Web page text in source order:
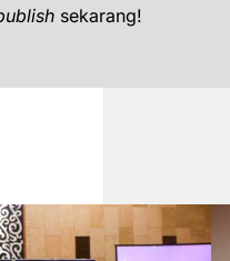
sekarang!